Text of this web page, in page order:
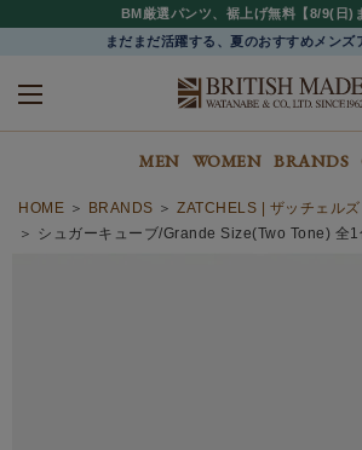
BM厳選パンツ、裾上げ無料【8/9(日)
まだまだ活躍する、夏のおすすめメンズ
MEN WOMEN BRANDS
HOME BRANDS
ZATCHELS | ザッチェルズ
シュガーキューブ/Grande Size(Two Tone) 全1